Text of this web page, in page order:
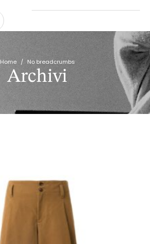
Home / No breadcrumbs
Archivi